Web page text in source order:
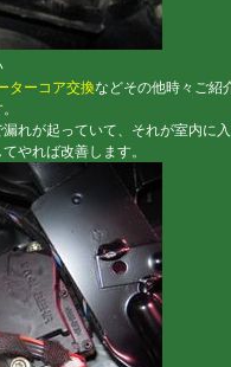
ーコア交換などその他時々ご紹
れが起っていて、それが室内に
やれば改善します。